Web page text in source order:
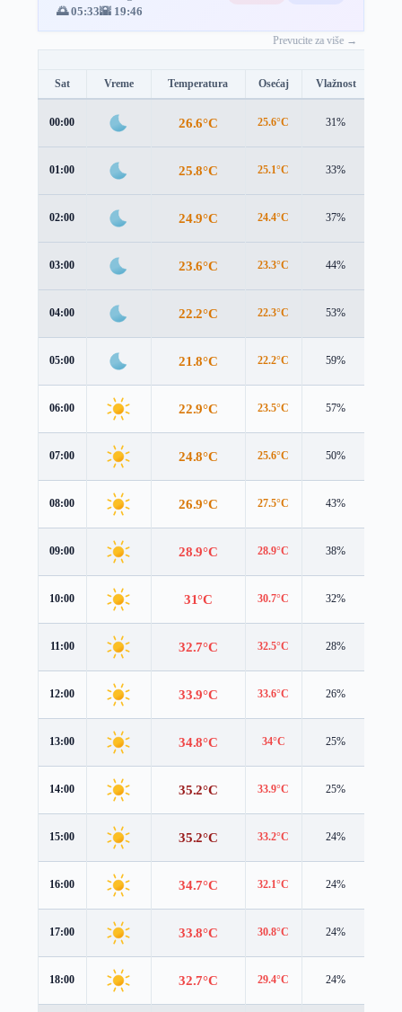
🌅 05:33🌇 19:46
Prevucite za više →
Sat Vreme Temperatura Osećaj Vlažnost
00:00 26.6°C 25.6°C 31%
01:00 25.8°C 25.1°C 33%
02:00 24.9°C 24.4°C 37%
03:00 23.6°C 23.3°C 44%
04:00 22.2°C 22.3°C 53%
05:00 21.8°C 22.2°C 59%
06:00 22.9°C 23.5°C 57%
07:00 24.8°C 25.6°C 50%
08:00 26.9°C 27.5°C 43%
09:00 28.9°C 28.9°C 38%
10:00 31°C 30.7°C 32%
11:00 32.7°C 32.5°C 28%
12:00 33.9°C 33.6°C 26%
13:00 34.8°C 34°C 25%
14:00 35.2°C 33.9°C 25%
15:00 35.2°C 33.2°C 24%
16:00 34.7°C 32.1°C 24%
17:00 33.8°C 30.8°C 24%
18:00 32.7°C 29.4°C 24%